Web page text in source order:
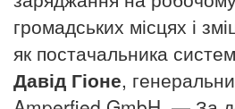
громадських місцях і
як постачальника
Давід Гіоне,